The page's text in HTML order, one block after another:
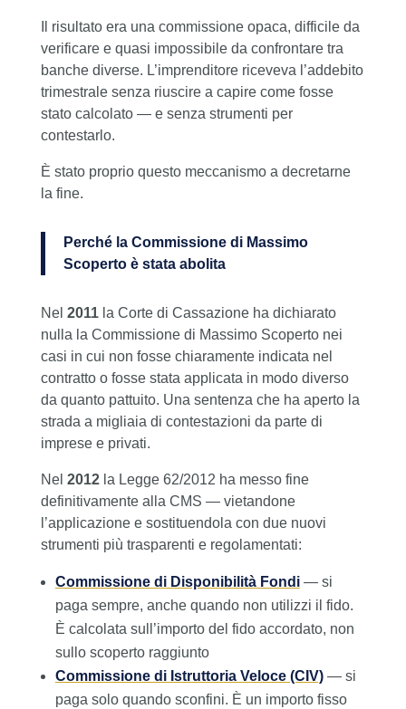
Il risultato era una commissione opaca, difficile da
verificare e quasi impossibile da confrontare tra
banche diverse. L’imprenditore riceveva l’addebito
trimestrale senza riuscire a capire come fosse
stato calcolato — e senza strumenti per
contestarlo.
È stato proprio questo meccanismo a decretarne
la fine.
Perché la Commissione di Massimo
Scoperto è stata abolita
Nel 2011la Corte di Cassazione ha dichiarato
nulla la Commissione di Massimo Scoperto nei
casi in cui non fosse chiaramente indicata nel
contratto o fosse stata applicata in modo diverso
da quanto pattuito. Una sentenza che ha aperto la
strada a migliaia di contestazioni da parte di
imprese e privati.
Nel 2012la Legge 62/2012 ha messo fine
definitivamente alla CMS — vietandone
l’applicazione e sostituendola con due nuovi
strumenti più trasparenti e regolamentati:
Commissione di Disponibilità Fondi— si
paga sempre, anche quando non utilizzi il fido.
È calcolata sull’importo del fido accordato, non
sullo scoperto raggiunto
Commissione di Istruttoria Veloce (CIV)— si
paga solo quando sconfini. È un importo fisso